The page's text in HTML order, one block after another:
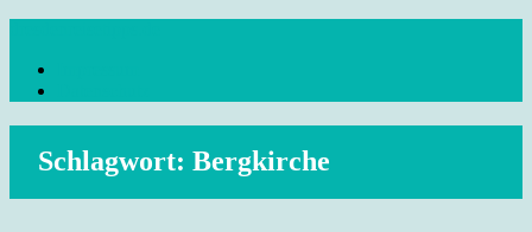
content
Reisetipps Dresden, Sehenswürdigkeiten, Ausflugsziele Sachsen,
Schlagwort: Bergkirche